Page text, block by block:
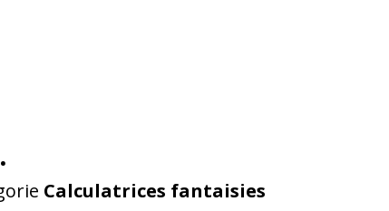
Calculatrices fantaisies